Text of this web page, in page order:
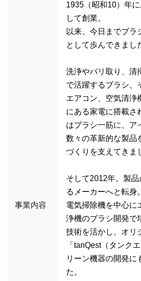
事業内容
1935（昭和10）年
して創業。
以来、今日までブラ
として歩んできまし
洗浄やバリ取り、清
で活躍するブラシ、
エアコン、空気清浄
にある家電に搭載さ
はブラシ一筋に、ア
数々の革新的な製品
づくりを支えてきま
そして2012年。製
るメーカーへと転身。
電気掃除機を中心に
浄機のブラシ開発で
技術を活かし、オリ
「tanQest（タンク
リーン機器の開発に
た。